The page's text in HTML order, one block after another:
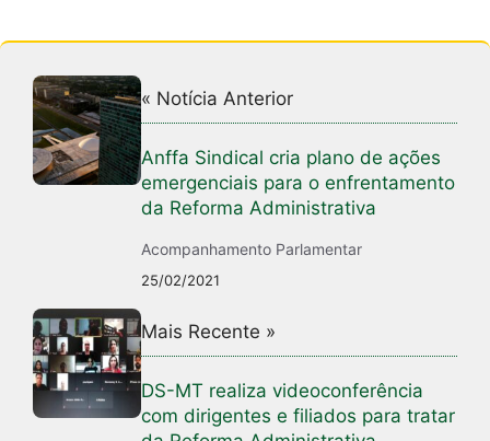
« Notícia Anterior
Anffa Sindical cria plano de ações
emergenciais para o enfrentamento
da Reforma Administrativa
Acompanhamento Parlamentar
25/02/2021
Mais Recente »
DS-MT realiza videoconferência
com dirigentes e filiados para tratar